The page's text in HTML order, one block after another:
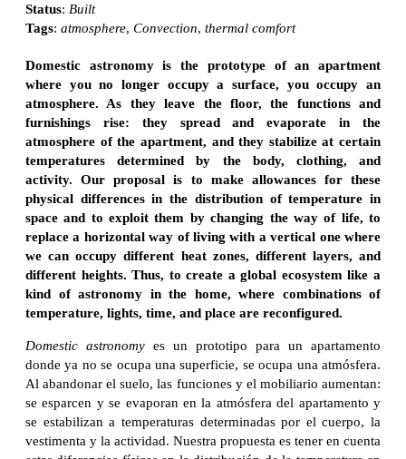
Status: Built
Tags: atmosphere, Convection, thermal comfort
Domestic astronomy is the prototype of an apartment
where you no longer occupy a surface, you occupy an
atmosphere. As they leave the floor, the functions and
furnishings rise: they spread and evaporate in the
atmosphere of the apartment, and they stabilize at certain
temperatures determined by the body, clothing, and
activity. Our proposal is to make allowances for these
physical differences in the distribution of temperature in
space and to exploit them by changing the way of life, to
replace a horizontal way of living with a vertical one where
we can occupy different heat zones, different layers, and
different heights. Thus, to create a global ecosystem like a
kind of astronomy in the home, where combinations of
temperature, lights, time, and place are reconfigured.
Domestic astronomy es un prototipo para un apartamento
donde ya no se ocupa una superficie, se ocupa una atmósfera.
Al abandonar el suelo, las funciones y el mobiliario aumentan:
se esparcen y se evaporan en la atmósfera del apartamento y
se estabilizan a temperaturas determinadas por el cuerpo, la
vestimenta y la actividad. Nuestra propuesta es tener en cuenta